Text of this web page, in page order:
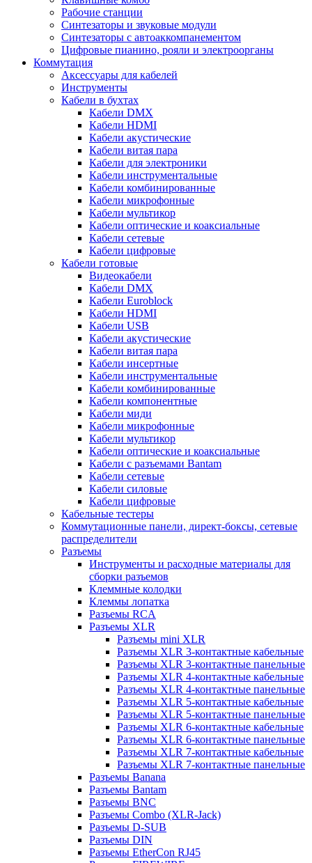
Рабочие станции
Синтезаторы и звуковые модули
Синтезаторы с автоаккомпанементом
Цифровые пианино, рояли и электроорганы
Коммутация
Аксессуары для кабелей
Инструменты
Кабели в бухтах
Кабели DMX
Кабели HDMI
Кабели акустические
Кабели витая пара
Кабели для электроники
Кабели инструментальные
Кабели комбинированные
Кабели микрофонные
Кабели мультикор
Кабели оптические и коаксиальные
Кабели сетевые
Кабели цифровые
Кабели готовые
Видеокабели
Кабели DMX
Кабели Euroblock
Кабели HDMI
Кабели USB
Кабели акустические
Кабели витая пара
Кабели инсертные
Кабели инструментальные
Кабели комбинированные
Кабели компонентные
Кабели миди
Кабели микрофонные
Кабели мультикор
Кабели оптические и коаксиальные
Кабели с разъемами Bantam
Кабели сетевые
Кабели силовые
Кабели цифровые
Кабельные тестеры
Коммутационные панели, директ-боксы, сетевые
распределители
Разъемы
Инструменты и расходные материалы для
сборки разъемов
Клеммные колодки
Клеммы лопатка
Разъемы RCA
Разъемы XLR
Разъемы mini XLR
Разъемы XLR 3-контактные кабельные
Разъемы XLR 3-контактные панельные
Разъемы XLR 4-контактные кабельные
Разъемы XLR 4-контактные панельные
Разъемы XLR 5-контактные кабельные
Разъемы XLR 5-контактные панельные
Разъемы XLR 6-контактные кабельные
Разъемы XLR 6-контактные панельные
Разъемы XLR 7-контактные кабельные
Разъемы XLR 7-контактные панельные
Разъемы Banana
Разъемы Bantam
Разъемы BNC
Разъемы Combo (XLR-Jack)
Разъемы D-SUB
Разъемы DIN
Разъемы EtherCon RJ45